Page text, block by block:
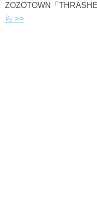
ZOZOTOWN「
ら >>